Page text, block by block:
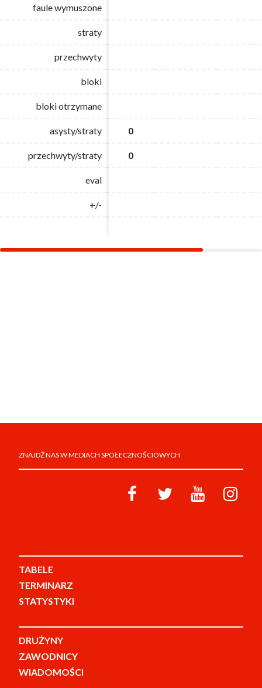
faule wymuszone
straty
przechwyty
bloki
bloki otrzymane
asysty/straty 0
przechwyty/straty 0
eval
+/-
faule wymuszone
straty
przechwyty
bloki
bloki otrzymane
asysty/straty 0
przechwyty/straty 0
eval
+/-
ZNAJDŹ NAS W MEDIACH SPOŁECZNOŚCIOWYCH
TABELE
TERMINARZ
STATYSTYKI
DRUŻYNY
ZAWODNICY
WIADOMOŚCI